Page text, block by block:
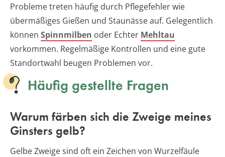
Probleme treten häufig durch Pflegefehler wie
übermäßiges Gießen und Staunässe auf. Gelegentlich
können Spinnmilben oder Echter Mehltau
vorkommen. Regelmäßige Kontrollen und eine gute
Standortwahl beugen Problemen vor.
Häufig gestellte Fragen
Warum färben sich die Zweige meines
Ginsters gelb?
Gelbe Zweige sind oft ein Zeichen von Wurzelfäule